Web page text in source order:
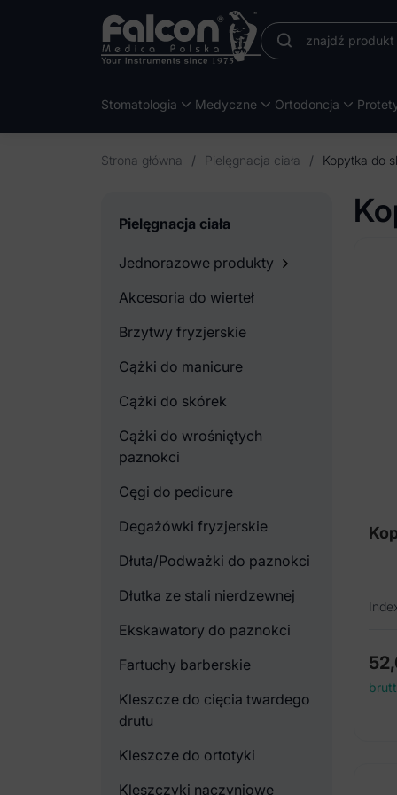
Stomatologia Medyczne Ortodoncja
Strona główna / Pielęgnacja ciała / Kopytka do
Pielęgnacja ciała
Jednorazowe produkty
Akcesoria do wierteł
Brzytwy fryzjerskie
Cążki do manicure
Cążki do skórek
Cążki do wrośniętych
paznokci
Cęgi do pedicure
Degażówki fryzjerskie
Dłuta/Podważki do paznokci
Dłutka ze stali nierdzewnej
Ekskawatory do paznokci
Fartuchy barberskie
Kleszcze do cięcia twardego
drutu
Kleszcze do ortotyki
Kleszczyki naczyniowe